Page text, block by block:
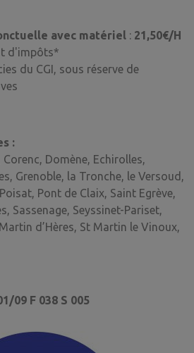
avec matériel : 21,50€/H
d'impôts*
du CGI, sous réserve de
:
Domène, Echirolles,
Grenoble, la Tronche, le Versoud,
Pont de Claix, Saint Egrève,
Sassenage, Seyssinet-Pariset,
d’Hères, St Martin le Vinoux,
09 F 038 S 005